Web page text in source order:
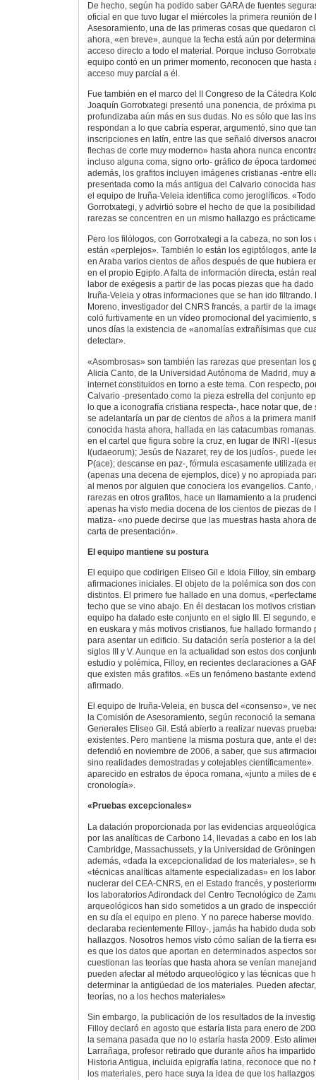
De hecho, según ha podido saber GARA de fuentes
oficial en que tuvo lugar el miércoles la primera reunión de
Asesoramiento, una de las primeras cosas que quedaron
ahora, «en breve», aunque la fecha está aún por
acceso directo a todo el material. Porque incluso
equipo contó en un primer momento, reconocen que hasta
acceso muy parcial a él.
Fue también en el marco del II Congreso de la Cátedra
Joaquín Gorrotxategi presentó una ponencia, de próxima
profundizaba aún más en sus dudas. No es sólo que las
respondan a lo que cabría esperar, argumentó, sino que
inscripciones en latín, entre las que señaló diversos
flechas de corte muy moderno» hasta ahora nunca
incluso alguna coma, signo orto- gráfico de época
además, los grafitos incluyen imágenes cristianas -entre
presentada como la más antigua del Calvario conocida
el equipo de Iruña-Veleia identifica como jeroglíficos.
Gorrotxategi, y advirtió sobre el hecho de que la
rarezas se concentren en un mismo hallazgo es
Pero los filólogos, con Gorrotxategi a la cabeza, no son
están «perplejos». También lo están los egiptólogos, ante
en Araba varios cientos de años después de que hubiera
en el propio Egipto. A falta de información directa, están
labor de exégesis a partir de las pocas piezas que ha
Iruña-Veleia y otras informaciones que se han ido
Moreno, investigador del CNRS francés, a partir de la
coló furtivamente en un vídeo promocional del yacimiento,
unos días la existencia de «anomalías extrañísimas que
detectar».
«Asombrosas» son también las rarezas que presentan los
Alicia Canto, de la Universidad Autónoma de Madrid, muy
internet constituidos en torno a este tema. Con respecto,
Calvario -presentado como la pieza estrella del conjunto
lo que a iconografía cristiana respecta-, hace notar que, de
se adelantaría un par de cientos de años a la primera
conocida hasta ahora, hallada en las catacumbas
en el cartel que figura sobre la cruz, en lugar de INRI -
I(udaeorum); Jesús de Nazaret, rey de los judíos-, puede
P(ace); descanse en paz-, fórmula escasamente utilizada
(apenas una decena de ejemplos, dice) y no apropiada
al menos por alguien que conociera los evangelios.
rarezas en otros grafitos, hace un llamamiento a la
apenas ha visto media docena de los cientos de piezas de
matiza- «no puede decirse que las muestras hasta ahora
carta de presentación».
El equipo mantiene su postura
El equipo que codirigen Eliseo Gil e Idoia Filloy, sin
afirmaciones iniciales. El objeto de la polémica son dos
distintos. El primero fue hallado en una domus,
techo que se vino abajo. En él destacan los motivos
equipo ha datado este conjunto en el siglo III. El segundo,
en euskara y más motivos cristianos, fue hallado
para asentar un edificio. Su datación sería posterior a la
siglos III y V. Aunque en la actualidad son estos dos
estudio y polémica, Filloy, en recientes declaraciones a
que existen más grafitos. «Es un fenómeno bastante
afirmado.
El equipo de Iruña-Veleia, en busca del «consenso», ve
la Comisión de Asesoramiento, según reconoció la
Generales Eliseo Gil. Está abierto a realizar nuevas
existentes. Pero mantiene la misma postura que, ante el
defendió en noviembre de 2006, a saber, que sus
sino realidades demostradas y cotejables
aparecido en estratos de época romana, «junto a miles de
cronología».
«Pruebas excepcionales»
La datación proporcionada por las evidencias
por las analíticas de Carbono 14, llevadas a cabo en los
Cambridge, Massachussets, y la Universidad de
además, «dada la excepcionalidad de los materiales», se
«técnicas analíticas altamente especializadas» en los
nuclerar del CEA-CNRS, en el Estado francés, y
los laboratorios Adirondack del Centro Tecnológico de
arqueológicos han sido sometidos a un grado de
en su día el equipo en pleno. Y no parece haberse
declaraba recientemente Filloy-, jamás ha habido duda
hallazgos. Nosotros hemos visto cómo salían de la tierra
es que los datos que aportan en determinados aspectos
cuestionan las teorías que hasta ahora se venían
pueden afectar al método arqueológico y las técnicas que
determinar la antigüedad de los materiales. Pueden
teorías, no a los hechos materiales»
Sin embargo, la publicación de los resultados de la
Filloy declaró en agosto que estaría lista para enero de
la semana pasada que no lo estaría hasta 2009. Esto
Larrañaga, profesor retirado que durante años ha
Historia Antigua, incluida epigrafía latina, reconoce que no
los materiales, pero hace suya la idea de que los